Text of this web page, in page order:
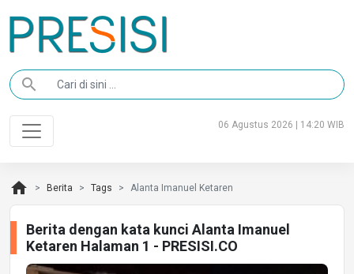
search
06 Agustus 2026 | 14:20 WIB
home Berita Tags Alanta Imanuel Ketaren
Berita dengan kata kunci Alanta Imanuel
Ketaren Halaman 1 - PRESISI.CO